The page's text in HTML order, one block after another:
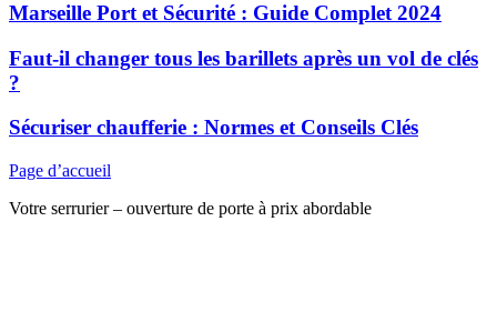
Marseille Port et Sécurité : Guide Complet 2024
Faut-il changer tous les barillets après un vol de clés
?
Sécuriser chaufferie : Normes et Conseils Clés
Page d’accueil
Votre serrurier – ouverture de porte à prix abordable